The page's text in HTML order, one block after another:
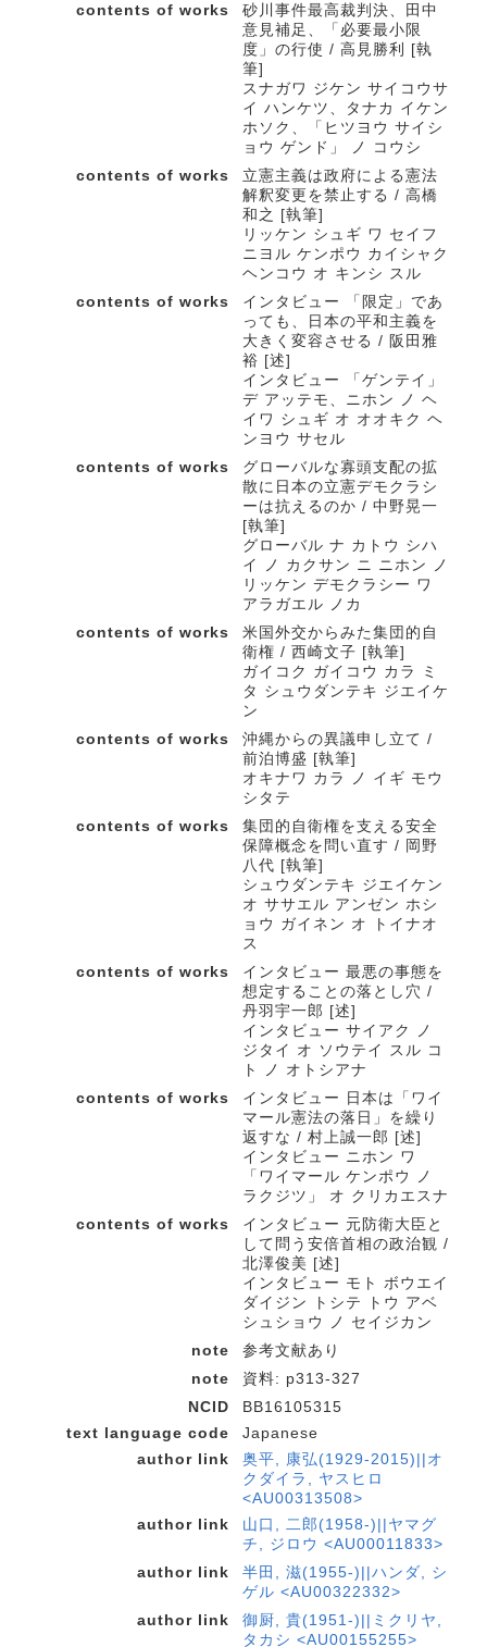
contents of works
砂川事件最高裁判決、田中
意見補足、「必要最小限
度」の行使 / 高見勝利 [執
筆]
スナガワ ジケン サイコウサ
イ ハンケツ、タナカ イケン
ホソク、「ヒツヨウ サイシ
ョウ ゲンド」 ノ コウシ
contents of works
立憲主義は政府による憲法
解釈変更を禁止する / 高橋
和之 [執筆]
リッケン シュギ ワ セイフ
ニヨル ケンポウ カイシャク
ヘンコウ オ キンシ スル
contents of works
インタビュー 「限定」であ
っても、日本の平和主義を
大きく変容させる / 阪田雅
裕 [述]
インタビュー 「ゲンテイ」
デ アッテモ、ニホン ノ ヘ
イワ シュギ オ オオキク ヘ
ンヨウ サセル
contents of works
グローバルな寡頭支配の拡
散に日本の立憲デモクラシ
ーは抗えるのか / 中野晃一
[執筆]
グローバル ナ カトウ シハ
イ ノ カクサン ニ ニホン ノ
リッケン デモクラシー ワ
アラガエル ノカ
contents of works
米国外交からみた集団的自
衛権 / 西崎文子 [執筆]
ガイコク ガイコウ カラ ミ
タ シュウダンテキ ジエイケ
ン
contents of works
沖縄からの異議申し立て /
前泊博盛 [執筆]
オキナワ カラ ノ イギ モウ
シタテ
contents of works
集団的自衛権を支える安全
保障概念を問い直す / 岡野
八代 [執筆]
シュウダンテキ ジエイケン
オ ササエル アンゼン ホシ
ョウ ガイネン オ トイナオ
ス
contents of works
インタビュー 最悪の事態を
想定することの落とし穴 /
丹羽宇一郎 [述]
インタビュー サイアク ノ
ジタイ オ ソウテイ スル コ
ト ノ オトシアナ
contents of works
インタビュー 日本は「ワイ
マール憲法の落日」を繰り
返すな / 村上誠一郎 [述]
インタビュー ニホン ワ
「ワイマール ケンポウ ノ
ラクジツ」 オ クリカエスナ
contents of works
インタビュー 元防衛大臣と
して問う安倍首相の政治観 /
北澤俊美 [述]
インタビュー モト ボウエイ
ダイジン トシテ トウ アベ
シュショウ ノ セイジカン
note
参考文献あり
note
資料: p313-327
NCID
BB16105315
text language code
Japanese
author link
奥平, 康弘(1929-2015)||オ
クダイラ, ヤスヒロ
<AU00313508>
author link
山口, 二郎(1958-)||ヤマグ
チ, ジロウ <AU00011833>
author link
半田, 滋(1955-)||ハンダ, シ
ゲル <AU00322332>
author link
御厨, 貴(1951-)||ミクリヤ,
タカシ <AU00155255>